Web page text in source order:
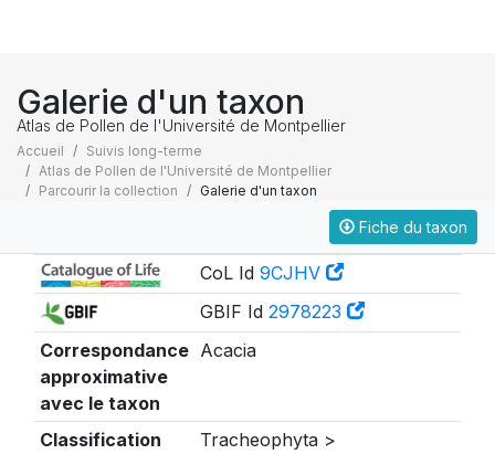
Galerie d'un taxon
Atlas de Pollen de l'Université de Montpellier
Accueil
Suivis long-terme
Atlas de Pollen de l'Université de Montpellier
Parcourir la collection
Galerie d'un taxon
Fiche du taxon
CoL Id 9CJHV
GBIF Id 2978223
Correspondance
approximative
avec le taxon
Acacia
Classification
Tracheophyta >